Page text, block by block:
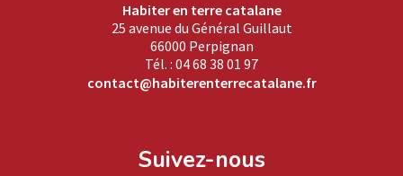
Habiter en terre catalane
25 avenue du Général Guillaut
66000 Perpignan
Tél. : 04 68 38 01 97
contact@habiterenterrecatalane.fr
Suivez-nous